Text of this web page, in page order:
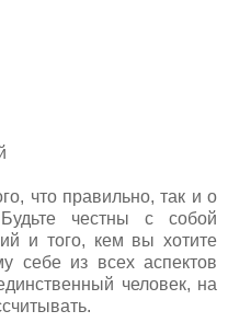
что правильно, так и о
честны с собой
и того, кем вы хотите
себе из всех аспектов
человек, на